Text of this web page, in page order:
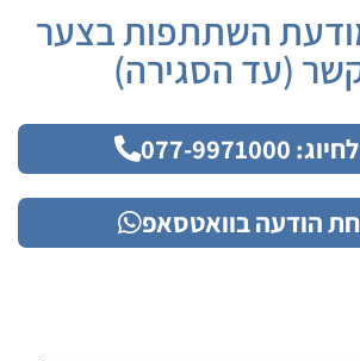
השתתפות בצער
(עד הסגירה)
9971000
הודעה בוואטסאפ